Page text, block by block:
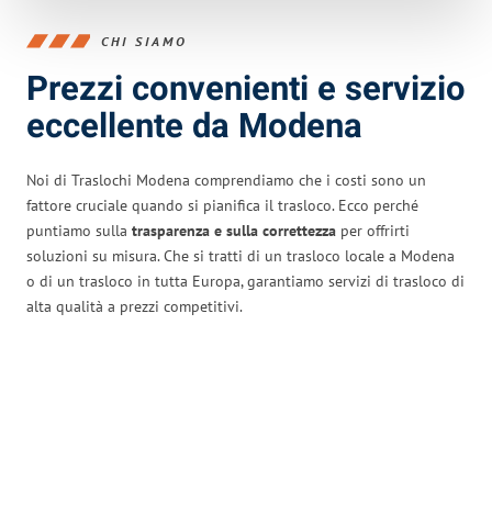
CHI SIAMO
Prezzi convenienti e servizio
eccellente da Modena
Noi di Traslochi Modena comprendiamo che i costi sono un
fattore cruciale quando si pianifica il trasloco. Ecco perché
puntiamo sulla trasparenza e sulla correttezza per offrirti
soluzioni su misura. Che si tratti di un trasloco locale a Modena
o di un trasloco in tutta Europa, garantiamo servizi di trasloco di
alta qualità a prezzi competitivi.